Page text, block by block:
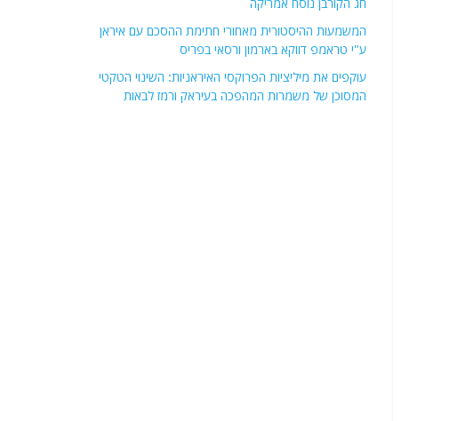
פוסטים אחרונים
זבח ברית*
כוחות קומנדו ומומחי טילים חות'ים בדרום סוריה: מפת
האיום המזרחי נחשפת